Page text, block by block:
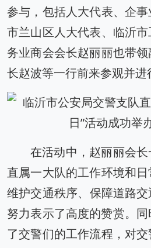
参与，‌包括人大代表、‌企
市兰山区人大代表、‌临沂
务业商会会长赵丽丽也带
长赵波等一行前来参观并进
在活动中，‌赵丽丽会
直属一大队的工作环境和
维护交通秩序、‌保障道路
努力表示了高度的赞赏。‌
了交警们的工作流程，‌对